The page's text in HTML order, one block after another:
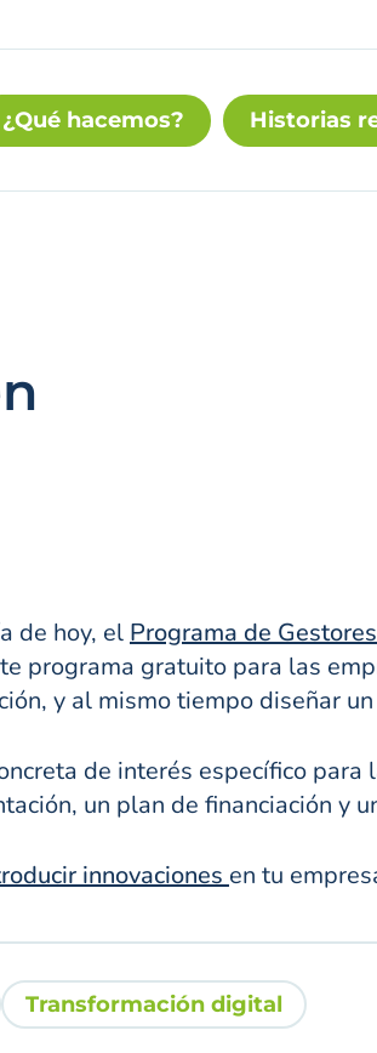
¿Qué hacemos? Historias
de hoy, el Programa de
programa gratuito para las
y al mismo tiempo diseñar
de interés específico
un plan de financiación y
innovaciones en tu
Transformación digital